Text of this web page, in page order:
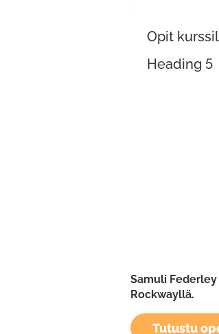
Opit
Heading 5
Samuli
Rockwayllä.
Tutustu